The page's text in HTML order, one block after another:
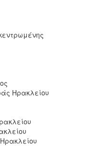
Ηρακλείου